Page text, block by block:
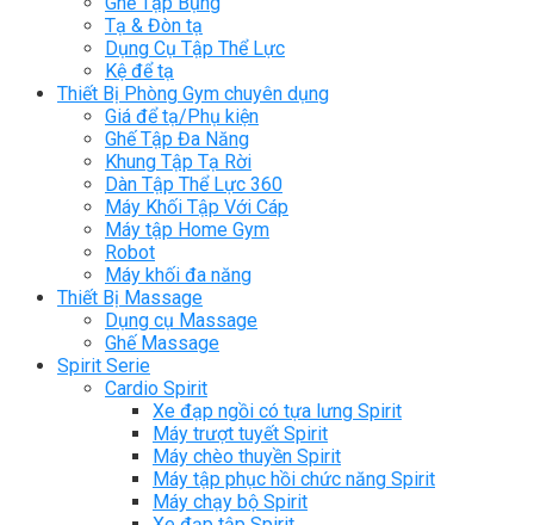
Tạ & Đòn tạ
Dụng Cụ Tập Thể Lực
Kệ để tạ
Thiết Bị Phòng Gym chuyên dụng
Giá để tạ/Phụ kiện
Ghế Tập Đa Năng
Khung Tập Tạ Rời
Dàn Tập Thể Lực 360
Máy Khối Tập Với Cáp
Máy tập Home Gym
Robot
Máy khối đa năng
Thiết Bị Massage
Dụng cụ Massage
Ghế Massage
Spirit Serie
Cardio Spirit
Xe đạp ngồi có tựa lưng Spirit
Máy trượt tuyết Spirit
Máy chèo thuyền Spirit
Máy tập phục hồi chức năng Spirit
Máy chạy bộ Spirit